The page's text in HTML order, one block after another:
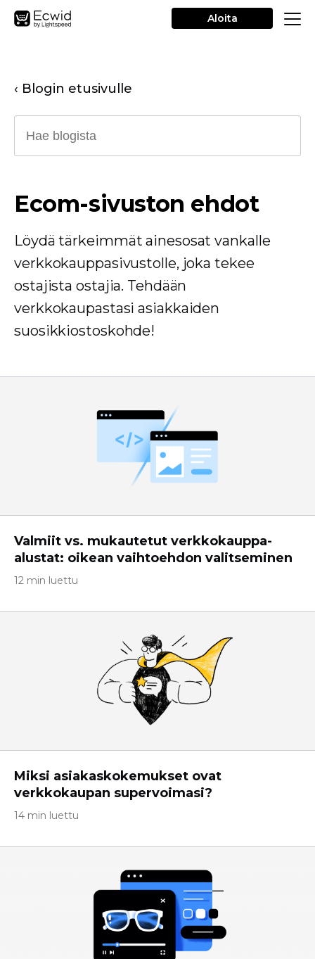
Aloita
‹ Blogin etusivulle
Ecom-sivuston ehdot
Löydä tärkeimmät ainesosat vankalle
verkkokauppasivustolle, joka tekee
ostajista ostajia. Tehdään
verkkokaupastasi asiakkaiden
suosikkiostoskohde!
Valmiit vs. mukautetut verkkokauppa-
alustat: oikean vaihtoehdon valitseminen
12 min luettu
Miksi asiakaskokemukset ovat
verkkokaupan supervoimasi?
14 min luettu